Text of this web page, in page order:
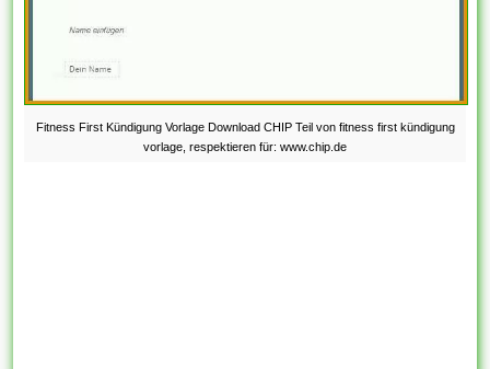
Fitness First Kündigung Vorlage Download CHIP Teil von fitness first kündigung
vorlage, respektieren für: www.chip.de